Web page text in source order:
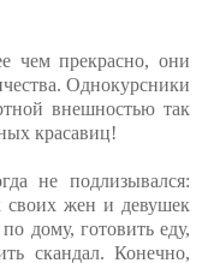
чем прекрасно, они
Однокурсники
внешностью так
красавиц!
не подлизывался:
своих жен и девушек
дому, готовить еду,
скандал. Конечно,